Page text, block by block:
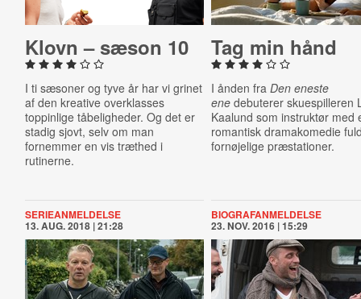
Klovn – sæson 10
I ti sæsoner og tyve år har vi grinet
af den kreative overklasses
toppinlige tåbeligheder. Og det er
stadig sjovt, selv om man
fornemmer en vis træthed i
rutinerne.
Tag min hånd
I ånden fraDen eneste
ene debuterer skuespilleren
Kaalund som instruktør med
romantisk dramakomedie
fornøjelige præstationer.
SERIEANMELDELSE
13. AUG. 2018 | 21:28
BIOGRAFANMELDELSE
23. NOV. 2016 | 15:29